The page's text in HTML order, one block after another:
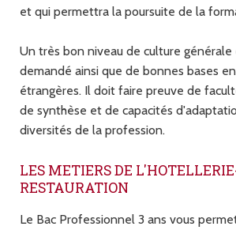
et qui permettra la poursuite de la
Un très bon niveau de culture générale
demandé ainsi que de bonnes bases
étrangères. Il doit faire preuve de
de synthèse et de capacités
diversités de la profession.
LES METIERS DE
RESTAURATION
Le Bac Professionnel 3 ans vous